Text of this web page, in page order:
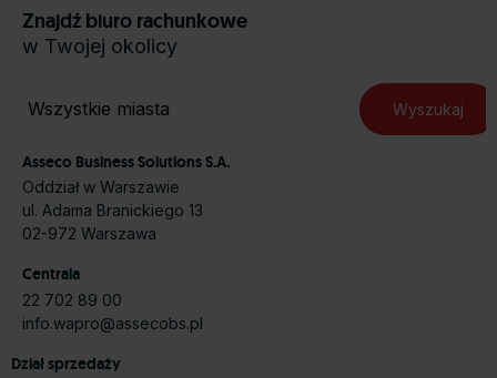
Znajdź biuro rachunkowe
w Twojej okolicy
Asseco Business Solutions S.A.
Oddział w Warszawie
ul. Adama Branickiego 13
02-972 Warszawa
Centrala
22 702 89 00
info.wapro@assecobs.pl
Dział sprzedaży